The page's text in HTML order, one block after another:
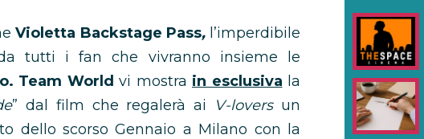
Violetta Backstage Pass, l’imperdibile
tutti i fan che vivranno insieme le
Team World vi mostra in esclusiva la
” dal film che regalerà ai V-lovers un
dello scorso Gennaio a Milano con la